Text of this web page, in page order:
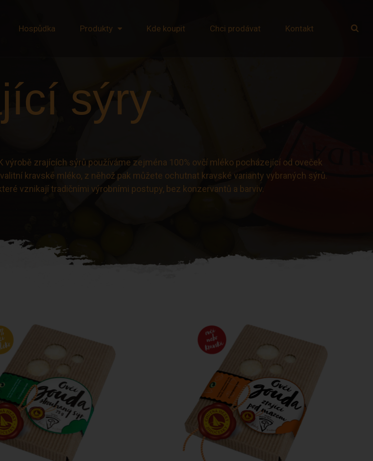
Speciality
Ovčí jogurty
Dárkové koše ze Statku Horní
Dvorce
WordPress komentátor
Dárkové koše ze Statku Horní
Hospůdka Produkty Kde koupit Chci prodávat Kontakt
sýry
zrajících sýrů používáme zejména 100% ovčí mléko pocházející od oveček
kravské mléko, z něhož pak můžete ochutnat kravské varianty vybraných sýrů.
vznikají tradičními výrobními postupy, bez konzervantů a barviv.